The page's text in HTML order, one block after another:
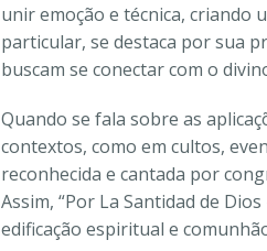
unir emoção e técnica, criando
particular, se destaca por sua
buscam se conectar com o
Quando se fala sobre as
contextos, como em cultos,
reconhecida e cantada por
Assim, “Por La Santidad de
edificação espiritual e